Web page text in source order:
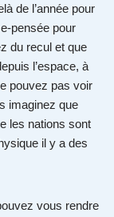
de l’année pour
pensée pour
du recul et que
l’espace, à
pouvez pas voir
imaginez que
les nations sont
il y a des
vous rendre